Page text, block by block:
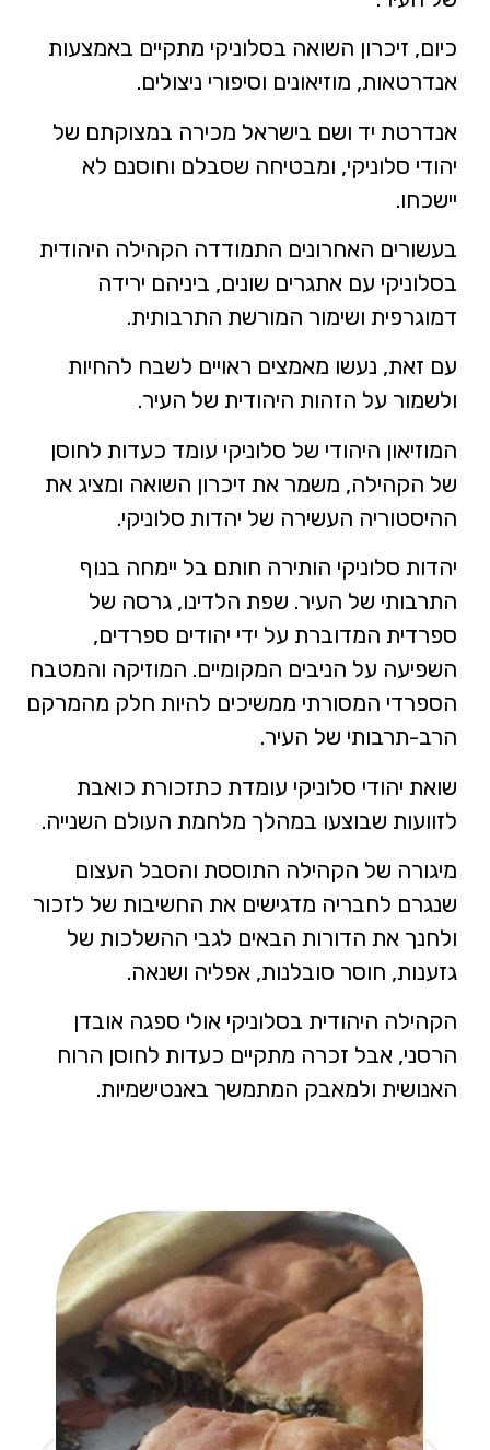
כיום, זיכרון השואה בסלוניקי מתקיים באמצעות
אנדרטאות, מוזיאונים וסיפורי ניצולים.
אנדרטת יד ושם בישראל מכירה במצוקתם של
יהודי סלוניקי, ומבטיחה שסבלם וחוסנם לא
יישכחו.
בעשורים האחרונים התמודדה הקהילה היהודית
בסלוניקי עם אתגרים שונים, ביניהם ירידה
דמוגרפית ושימור המורשת התרבותית.
עם זאת, נעשו מאמצים ראויים לשבח להחיות
ולשמור על הזהות היהודית של העיר.
המוזיאון היהודי של סלוניקי עומד כעדות לחוסן
של הקהילה, משמר את זיכרון השואה ומציג את
ההיסטוריה העשירה של יהדות סלוניקי.
יהדות סלוניקי הותירה חותם בל יימחה בנוף
התרבותי של העיר. שפת הלדינו, גרסה של
ספרדית המדוברת על ידי יהודים ספרדים,
השפיעה על הניבים המקומיים. המוזיקה והמטבח
הספרדי המסורתי ממשיכים להיות חלק מהמרקם
הרב-תרבותי של העיר.
שואת יהודי סלוניקי עומדת כתזכורת כואבת
לזוועות שבוצעו במהלך מלחמת העולם השנייה.
מיגורה של הקהילה התוססת והסבל העצום
שנגרם לחבריה מדגישים את החשיבות של לזכור
ולחנך את הדורות הבאים לגבי ההשלכות של
גזענות, חוסר סובלנות, אפליה ושנאה.
הקהילה היהודית בסלוניקי אולי ספגה אובדן
הרסני, אבל זכרה מתקיים כעדות לחוסן הרוח
האנושית ולמאבק המתמשך באנטישמיות.